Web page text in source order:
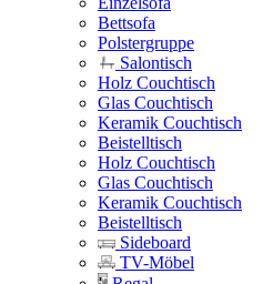
Bettsofa
Polstergruppe
Salontisch
Holz Couchtisch
Glas Couchtisch
Keramik Couchtisch
Beistelltisch
Holz Couchtisch
Glas Couchtisch
Keramik Couchtisch
Beistelltisch
Sideboard
TV-Möbel